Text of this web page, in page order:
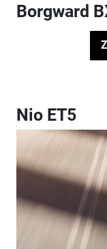
Borgward
Nio ET5